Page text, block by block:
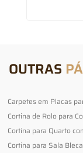
OUTRAS
Carpetes em Placas
Cortina de Rolo para
Cortina para Quarto
Cortina para Sala